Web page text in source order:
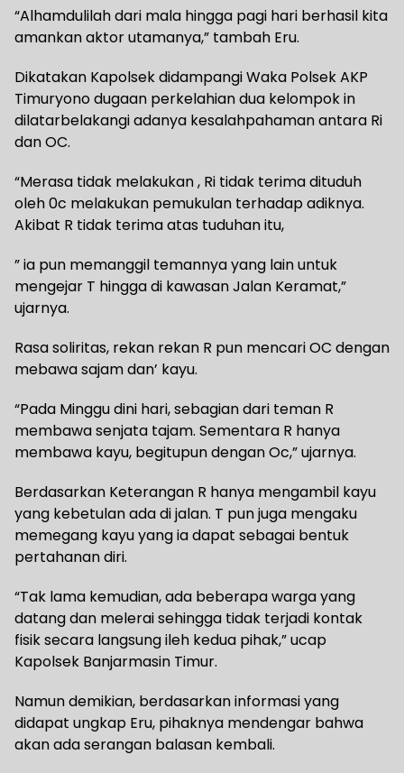
“Alhamdulilah dari mala hingga pagi hari berhasil kita
amankan aktor utamanya,” tambah Eru.
Dikatakan Kapolsek didampangi Waka Polsek AKP
Timuryono dugaan perkelahian dua kelompok in
dilatarbelakangi adanya kesalahpahaman antara Ri
dan OC.
“Merasa tidak melakukan , Ri tidak terima dituduh
oleh 0c melakukan pemukulan terhadap adiknya.
Akibat R tidak terima atas tuduhan itu,
” ia pun memanggil temannya yang lain untuk
mengejar T hingga di kawasan Jalan Keramat,”
ujarnya.
Rasa soliritas, rekan rekan R pun mencari OC dengan
mebawa sajam dan’ kayu.
“Pada Minggu dini hari, sebagian dari teman R
membawa senjata tajam. Sementara R hanya
membawa kayu, begitupun dengan Oc,” ujarnya.
Berdasarkan Keterangan R hanya mengambil kayu
yang kebetulan ada di jalan. T pun juga mengaku
memegang kayu yang ia dapat sebagai bentuk
pertahanan diri.
“Tak lama kemudian, ada beberapa warga yang
datang dan melerai sehingga tidak terjadi kontak
fisik secara langsung ileh kedua pihak,” ucap
Kapolsek Banjarmasin Timur.
Namun demikian, berdasarkan informasi yang
didapat ungkap Eru, pihaknya mendengar bahwa
akan ada serangan balasan kembali.